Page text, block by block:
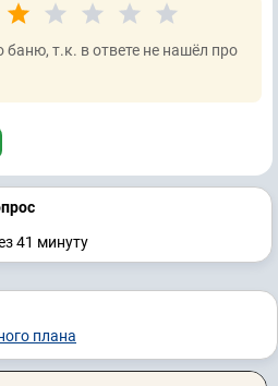
т.к. в ответе не нашёл про
41 минуту
плана